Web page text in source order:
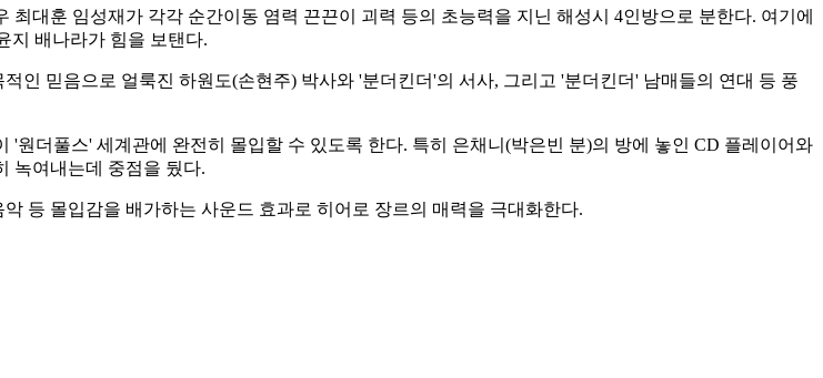
대훈 임성재가 각각 순간이동 염력 끈끈이 괴력 등의 초능력을 지닌 해성시 4인방으로 분한다. 여기에
지 배나라가 힘을 보탠다.
인 믿음으로 얼룩진 하원도(손현주) 박사와 '분더킨더'의 서사, 그리고 '분더킨더' 남매들의 연대 등 풍
더풀스' 세계관에 완전히 몰입할 수 있도록 한다. 특히 은채니(박은빈 분)의 방에 놓인 CD 플레이어와
녹여내는데 중점을 뒀다.
등 몰입감을 배가하는 사운드 효과로 히어로 장르의 매력을 극대화한다.